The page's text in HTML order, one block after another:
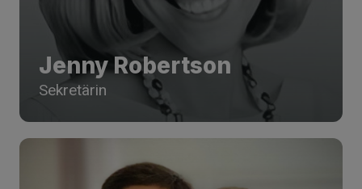
Jenny Robertson
Sekretärin